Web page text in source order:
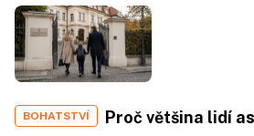
BOHATSTVÍ
Proč většina lidí